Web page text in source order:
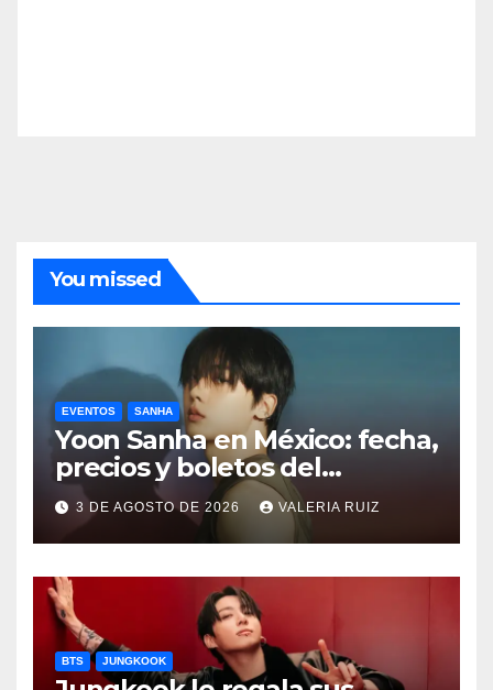
You missed
EVENTOS SANHA
Yoon Sanha en México: fecha,
precios y boletos del
FANCON
3 DE AGOSTO DE 2026 VALERIA RUIZ
BTS JUNGKOOK